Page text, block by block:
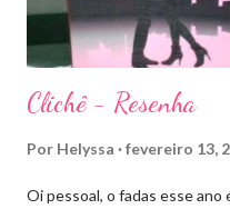
Guarda. Entret...
Clichê - Resenha
Por Helyssa fevereiro 13,
Oi pessoal, o fadas esse ano